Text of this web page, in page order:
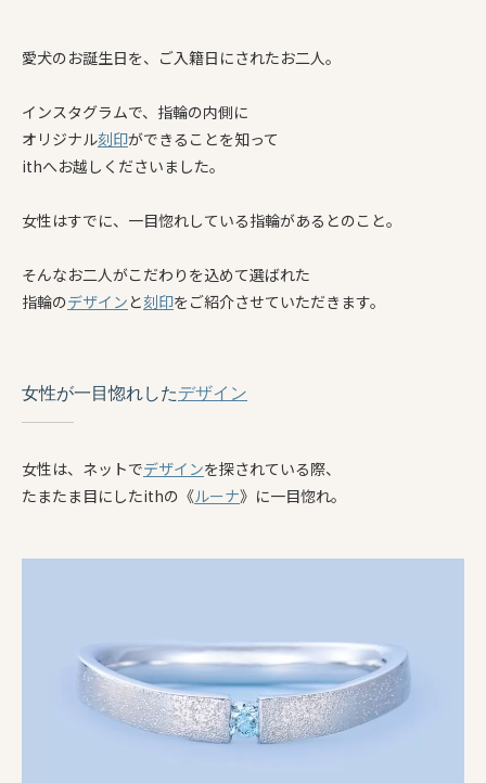
愛犬のお誕生日を、ご入籍日にされたお二人。
インスタグラムで、指輪の内側に
オリジナル刻印ができることを知って
ithへお越しくださいました。
女性はすでに、一目惚れしている指輪があるとのこと。
そんなお二人がこだわりを込めて選ばれた
指輪のデザインと刻印をご紹介させていただきます。
女性が一目惚れしたデザイン
女性は、ネットでデザインを探されている際、
たまたま目にしたithの《ルーナ》に一目惚れ。